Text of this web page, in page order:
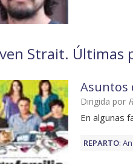
Strait. Últimas
Asuntos
Dirigida por
En algunas
REPARTO: